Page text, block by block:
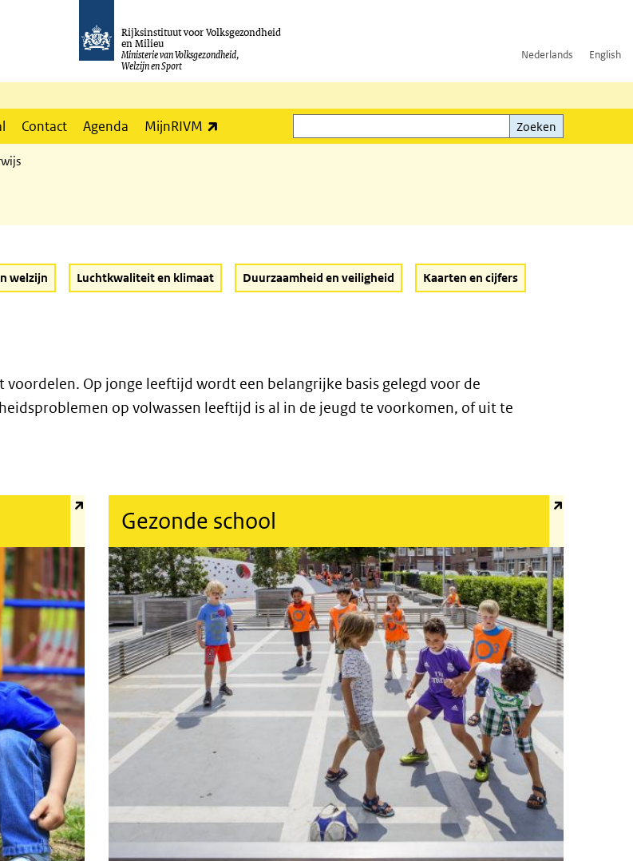
Rijksinstituut voor Volksgezondheid
en Milieu
Ministerie van Volksgezondheid,
Welzijn en Sport
Nederlands English
Contact Agenda MijnRIVM
Zoeken
Zoeken
welzijn Luchtkwaliteit en klimaat Duurzaamheid en veiligheid Kaarten en cijfers
Op jonge leeftijd wordt een belangrijke basis gelegd voor de
op volwassen leeftijd is al in de jeugd te voorkomen, of uit te
Gezonde school